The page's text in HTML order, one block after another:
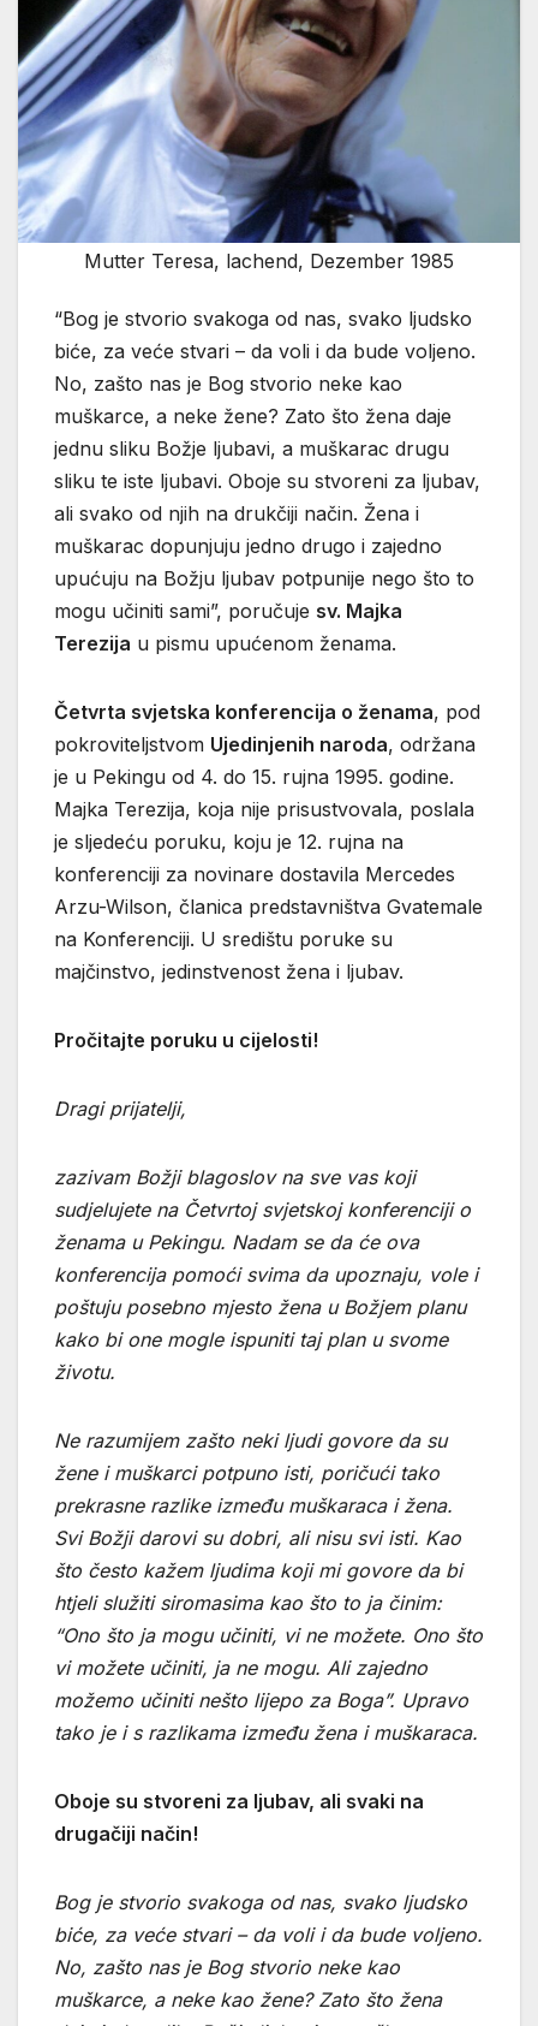
Mutter Teresa, lachend, Dezember 1985
“Bog je stvorio svakoga od nas, svako ljudsko
biće, za veće stvari – da voli i da bude voljeno.
No, zašto nas je Bog stvorio neke kao
muškarce, a neke žene? Zato što žena daje
jednu sliku Božje ljubavi, a muškarac drugu
sliku te iste ljubavi. Oboje su stvoreni za ljubav,
ali svako od njih na drukčiji način. Žena i
muškarac dopunjuju jedno drugo i zajedno
upućuju na Božju ljubav potpunije nego što to
mogu učiniti sami”, poručuje sv. Majka
Terezija u pismu upućenom ženama.
Četvrta svjetska konferencija o ženama, pod
pokroviteljstvom Ujedinjenih naroda, održana
je u Pekingu od 4. do 15. rujna 1995. godine.
Majka Terezija, koja nije prisustvovala, poslala
je sljedeću poruku, koju je 12. rujna na
konferenciji za novinare dostavila Mercedes
Arzu-Wilson, članica predstavništva Gvatemale
na Konferenciji. U središtu poruke su
majčinstvo, jedinstvenost žena i ljubav.
Pročitajte poruku u cijelosti!
Dragi prijatelji,
zazivam Božji blagoslov na sve vas koji
sudjelujete na Četvrtoj svjetskoj konferenciji o
ženama u Pekingu. Nadam se da će ova
konferencija pomoći svima da upoznaju, vole i
poštuju posebno mjesto žena u Božjem planu
kako bi one mogle ispuniti taj plan u svome
životu.
Ne razumijem zašto neki ljudi govore da su
žene i muškarci potpuno isti, poričući tako
prekrasne razlike između muškaraca i žena.
Svi Božji darovi su dobri, ali nisu svi isti. Kao
što često kažem ljudima koji mi govore da bi
htjeli služiti siromasima kao što to ja činim:
“Ono što ja mogu učiniti, vi ne možete. Ono što
vi možete učiniti, ja ne mogu. Ali zajedno
možemo učiniti nešto lijepo za Boga”. Upravo
tako je i s razlikama između žena i muškaraca.
Oboje su stvoreni za ljubav, ali svaki na
drugačiji način!
Bog je stvorio svakoga od nas, svako ljudsko
biće, za veće stvari – da voli i da bude voljeno.
No, zašto nas je Bog stvorio neke kao
muškarce, a neke kao žene? Zato što žena